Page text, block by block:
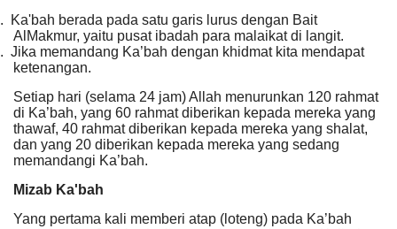
Ka'bah berada pada satu garis lurus dengan Bait
AlMakmur, yaitu pusat ibadah para malaikat di langit.
Jika memandang Ka’bah dengan khidmat kita mendapat
ketenangan.
Setiap hari (selama 24 jam) Allah menurunkan 120 rahmat
di Ka’bah, yang 60 rahmat diberikan kepada mereka yang
thawaf, 40 rahmat diberikan kepada mereka yang shalat,
dan yang 20 diberikan kepada mereka yang sedang
memandangi Ka’bah.
Mizab Ka'bah
Yang pertama kali memberi atap (loteng) pada Ka’bah